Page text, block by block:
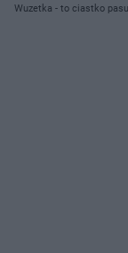
Wuzetka - to ciastko